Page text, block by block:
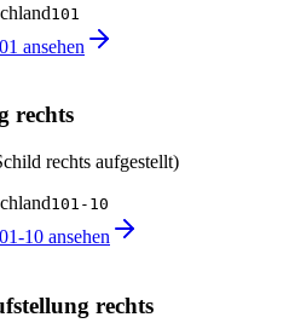
101
ansehen
rechts
rechts aufgestellt)
101-10
10 ansehen
rechts